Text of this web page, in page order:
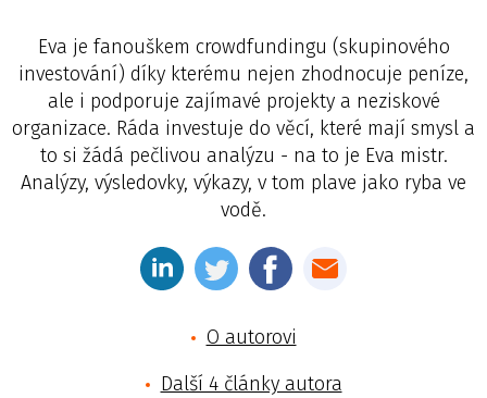
Eva je fanouškem crowdfundingu (skupinového
investování) díky kterému nejen zhodnocuje peníze,
ale i podporuje zajímavé projekty a neziskové
organizace. Ráda investuje do věcí, které mají smysl a
to si žádá pečlivou analýzu - na to je Eva mistr.
Analýzy, výsledovky, výkazy, v tom plave jako ryba ve
vodě.
O autorovi
Další 4 články autora